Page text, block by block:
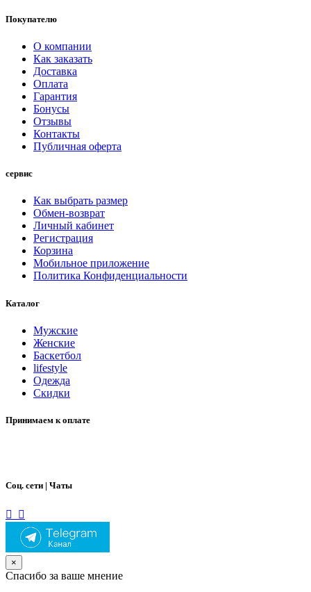
Покупателю
О компании
Как заказать
Доставка
Оплата
Гарантия
Бонусы
Отзывы
Контакты
Публичная оферта
сервис
Как выбрать размер
Обмен-возврат
Личный кабинет
Регистрация
Корзина
Мобильное приложение
Политика Конфиденциальности
Каталог
Мужские
Женские
Баскетбол
lifestyle
Одежда
Скидки
Принимаем к оплате
Соц. сети | Чаты
×
Спасибо за ваше мнение